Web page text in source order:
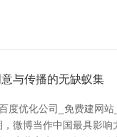
与传播的无缺蚁集
度优化公司_免费建网
微博当作中国最具影响